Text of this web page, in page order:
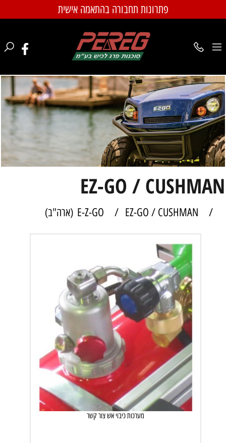
פתרונות תחבורה בהתאמה אישית
EZ-GO / CUSHMAN
/
E-Z-GO / EZ-GO / CUSHMAN(ארה"ב)
מערכות כיבוי אש צור קשר